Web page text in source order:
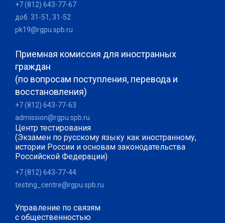
+7 (812) 643-77-67
доб. 31-51, 31-52
pk19@rgpu.spb.ru
Приемная комиссия для иностранных
граждан
(по вопросам поступления, перевода и
восстановления)
+7 (812) 643-77-63
admission@rgpu.spb.ru
Центр тестирования
(Экзамен по русскому языку как иностранному,
истории России и основам законодательства
Российской Федерации)
+7 (812) 643-77-44
testing_centre@rgpu.spb.ru
Управление по связям
с общественностью